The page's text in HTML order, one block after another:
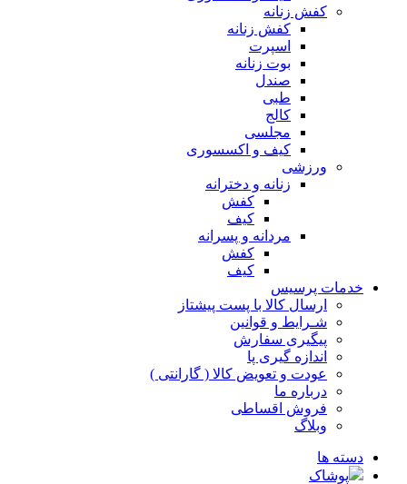
کفش زنانه
کفش زنانه
اسپرت
بوت زنانه
مجلسی
کیف و اکسسوری
ورزشی
زنانه و دخترانه
مردانه و پسرانه
پرسیس
ارسال کالا با پست پیشتاز
شـرایط و قوانین
پیگیری سفارش
اندازه گیری پا
عودت و تعویض کالا ( گارانتی )
درباره ما
فروش اقساطی
ها
پوشاک